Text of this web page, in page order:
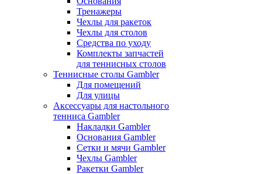
Тренажеры
Чехлы для ракеток
Чехлы для столов
Средства по уходу
Комплекты запчастей
для теннисных столов
Теннисные столы Gambler
Для помещений
Для улицы
Аксессуары для настольного
тенниса Gambler
Накладки Gambler
Основания Gambler
Сетки и мячи Gambler
Чехлы Gambler
Ракетки Gambler